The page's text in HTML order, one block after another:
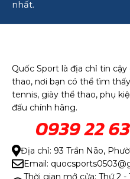
nhất.
Quốc Sport là địa chỉ tin
thao, nơi bạn có thể tìm
tennis, giày thể thao, phụ
đấu chính hãng.
0939 22
Địa chỉ: 93 Trần Não,
Email:
Thời gian mở cửa: Thứ 2